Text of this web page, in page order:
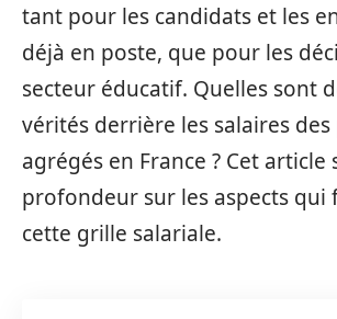
tant pour les candidats et les
déjà en poste, que pour les
secteur éducatif. Quelles sont
vérités derrière les salaires
agrégés en France ? Cet article
profondeur sur les aspects qui
cette grille salariale.